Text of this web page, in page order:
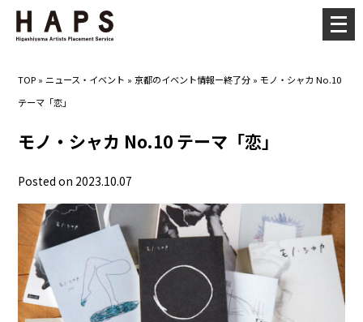
TOP » ニュース・イベント »京都のイベント情報ー終了分 »モノ・シャカ No.10
テーマ「恋」
モノ・シャカ No.10 テーマ「恋」
Posted on 2023.10.07
メ
ニ
ー